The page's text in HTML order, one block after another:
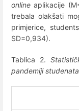
online aplikacije
trebala olakšati
primjerice,
SD=0,934).
Tablica 2.
pandemiji